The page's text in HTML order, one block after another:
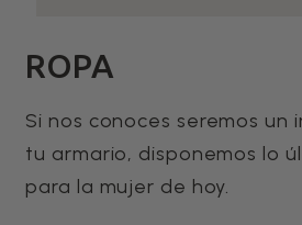
ROPA
Si nos conoces seremos un
tu armario, disponemos lo
para la mujer de hoy.